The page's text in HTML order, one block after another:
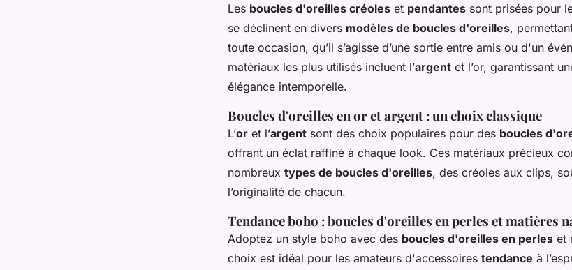
Les boucles d'oreilles créoles et pendantes sont prisées pour
se déclinent en divers modèles de boucles d'oreilles,
toute occasion, qu’il s’agisse d’une sortie entre amis ou d'un
matériaux les plus utilisés incluent l’argent et l’or, garantissant
élégance intemporelle.
Boucles d'oreilles en or et argent : un choix classique
L’or et l’argent sont des choix populaires pour des boucles
offrant un éclat raffiné à chaque look. Ces matériaux précieux
nombreux types de boucles d'oreilles, des créoles aux clips,
l’originalité de chacun.
Tendance boho : boucles d'oreilles en perles et matières
Adoptez un style boho avec des boucles d'oreilles en perles et
choix est idéal pour les amateurs d'accessoires tendance à